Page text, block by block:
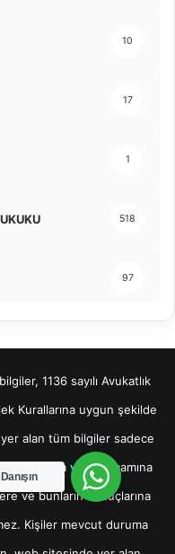
10
17
1
518
97
1136 sayılı Avukatlık
Kurallarına uygun şekilde
alan tüm bilgiler sadece
kısmına veya tamamına
ve bunların sonuçlarına
Kişiler mevcut duruma